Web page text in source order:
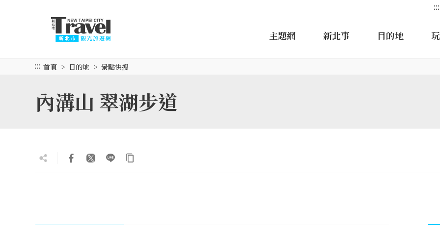
:::
主題網 新北事 目的地
::: 首頁 目的地 景點快搜
內溝山 翠湖步道